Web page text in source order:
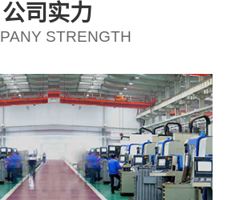
公司实力
STRENGTH